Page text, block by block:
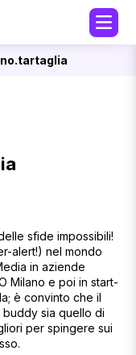
sfide impossibili!
alert!) nel mondo
in aziende
Milano e poi in start-
è convinto che il
sia quello di
per spingere sui